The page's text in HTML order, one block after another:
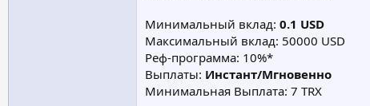
Минимальный вклад: 0.1 USD
Максимальный вклад: 50000 USD
Реф-программа: 10%*
Выплаты: Инстант/Мгновенно
Минимальная Выплата: 7 TRX